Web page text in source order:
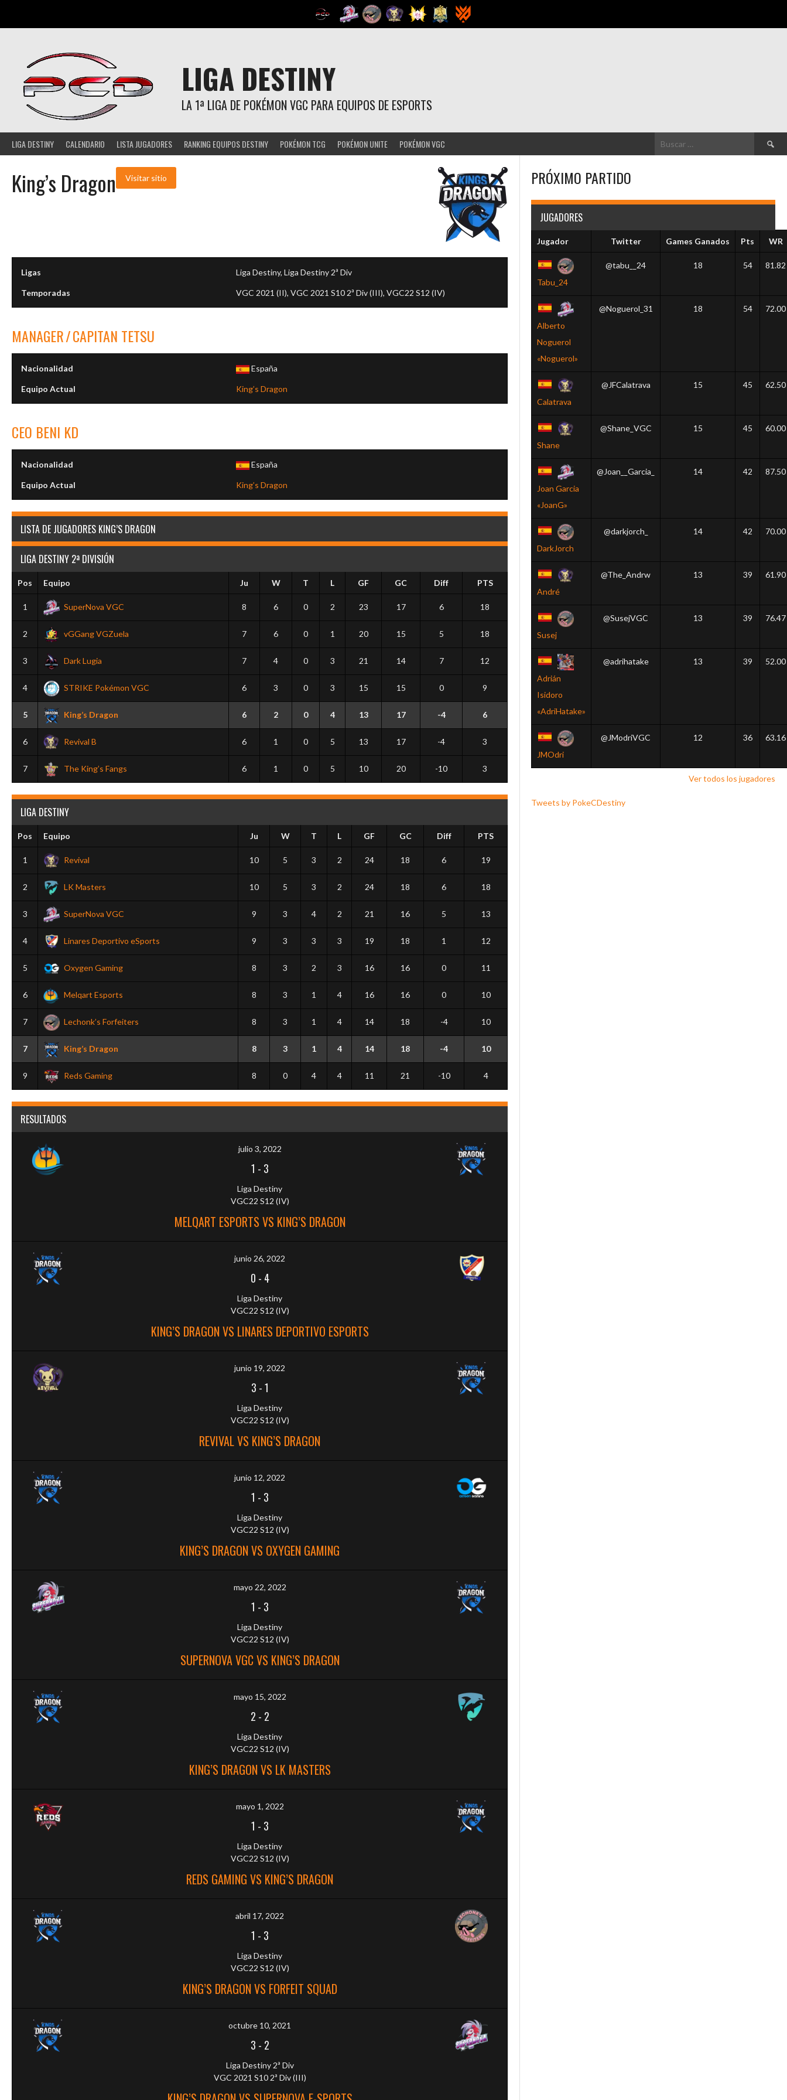
contenido
LIGA DESTINY
LA 1ª LIGA DE POKÉMON VGC PARA EQUIPOS DE ESPORTS
LIGA DESTINY CALENDARIO LISTA JUGADORES RANKING EQUIPOS DESTINY POKÉMON TCG POKÉMON UNITE POKÉMON VGC Buscar:
King’s Dragon
Ligas Liga Destiny, Liga Destiny 2ª Div
Temporadas VGC 2021 (II), VGC 2021 S10 2ª Div (III), VGC22 S12 (IV)
MANAGER/CAPITAN TETSU
Nacionalidad España
Equipo Actual King’s Dragon
CEO BENI KD
Nacionalidad España
Equipo Actual King’s Dragon
LISTA DE JUGADORES KING’S DRAGON
LIGA DESTINY 2ª DIVISIÓN
Pos Equipo Ju W T L GF GC Diff PTS
1 SuperNova VGC 8 6 0 2 23 17 6 18
2 vGGang VGZuela 7 6 0 1 20 15 5 18
3 Dark Lugia 7 4 0 3 21 14 7 12
4 STRIKE Pokémon VGC 6 3 0 3 15 15 0 9
5 King’s Dragon 6 2 0 4 13 17 -4 6
6 Revival B 6 1 0 5 13 17 -4 3
7 The King’s Fangs 6 1 0 5 10 20 -10 3
LIGA DESTINY
Pos Equipo Ju W T L GF GC Diff PTS
1 Revival 10 5 3 2 24 18 6 19
2 LK Masters 10 5 3 2 24 18 6 18
3 SuperNova VGC 9 3 4 2 21 16 5 13
4 Linares Deportivo eSports 9 3 3 3 19 18 1 12
5 Oxygen Gaming 8 3 2 3 16 16 0 11
6 Melqart Esports 8 3 1 4 16 16 0 10
7 Lechonk’s Forfeiters 8 3 1 4 14 18 -4 10
7 King’s Dragon 8 3 1 4 14 18 -4 10
9 Reds Gaming 8 0 4 4 11 21 -10 4
RESULTADOS
julio 3, 2022
1 - 3
Liga Destiny
VGC22 S12 (IV)
MELQART ESPORTS VS KING’S DRAGON
junio 26, 2022
0 - 4
Liga Destiny
VGC22 S12 (IV)
KING’S DRAGON VS LINARES DEPORTIVO ESPORTS
junio 19, 2022
3 -1
Liga Destiny
VGC22 S12 (IV)
REVIVAL VS KING’S DRAGON
junio 12, 2022
1 - 3
Liga Destiny
VGC22 S12 (IV)
KING’S DRAGON VS OXYGEN GAMING
mayo 22, 2022
1 - 3
Liga Destiny
VGC22 S12 (IV)
SUPERNOVA VGC VS KING’S DRAGON
mayo 15, 2022
2 - 2
Liga Destiny
VGC22 S12 (IV)
KING’S DRAGON VS LK MASTERS
mayo 1, 2022
1 - 3
Liga Destiny
VGC22 S12 (IV)
REDS GAMING VS KING’S DRAGON
abril 17, 2022
1 - 3
Liga Destiny
VGC22 S12 (IV)
KING’S DRAGON VS FORFEIT SQUAD
octubre 10, 2021
3 - 2
Liga Destiny 2ª Div
VGC 2021 S10 2ª Div (III)
PRÓXIMO PARTIDO
JUGADORES
Jugador Twitter Games Ganados Pts WR
Tabu_24
@tabu__24 18 54 81.82
Alberto
Noguerol
«Noguerol»
@Noguerol_31 18 54 72.00
Calatrava
@JFCalatrava 15 45 62.50
Shane
@Shane_VGC 15 45 60.00
Joan Garcia
«JoanG»
@Joan__Garcia_ 14 42 87.50
DarkJorch
@darkjorch_ 14 42 70.00
André
@The_Andrw 13 39 61.90
Susej
@SusejVGC 13 39 76.47
Adrián
Isidoro
«AdriHatake»
@adrihatake 13 39 52.00
JMOdri
@JModriVGC 12 36 63.16
Ver todos los jugadores
Tweets by PokeCDestiny